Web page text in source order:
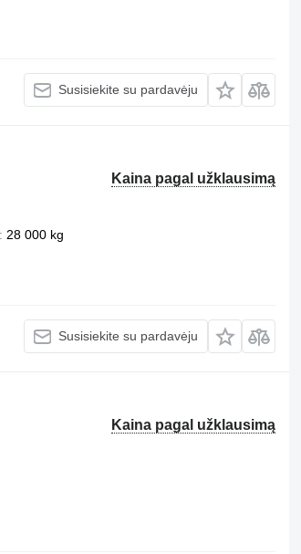
Susisiekite su pardavėju
Kaina pagal užklausimą
28 000 kg
Susisiekite su pardavėju
Kaina pagal užklausimą